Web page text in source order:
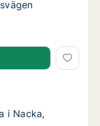
i Nacka,
i Nacka,
Danielsvägen
i Nacka,
i Nacka,